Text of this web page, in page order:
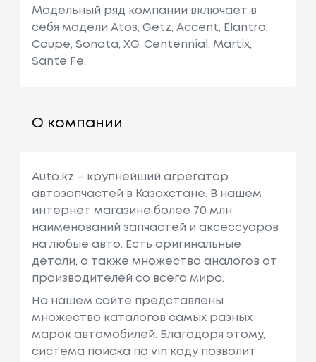
Модельный ряд компании включает в
себя модели Atos, Getz, Accent, Elantra,
Coupe, Sonata, XG, Centennial, Martix,
Sante Fe.
О компании
Auto.kz – крупнейший агрегатор
автозапчастей в Казахстане. В нашем
интернет магазине более 70 млн
наименований запчастей и аксессуаров
на любые авто. Есть оригинальные
детали, а также множество аналогов от
производителей со всего мира.
На нашем сайте представлены
множество каталогов самых разных
марок автомобилей. Благодоря этому,
система поиска по vin коду позволит